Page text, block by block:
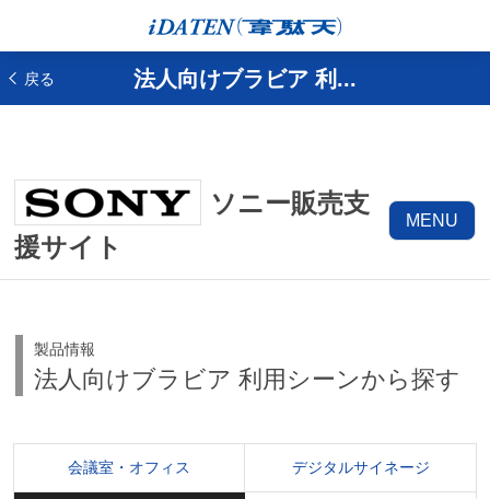
戻る 法人向けブラビア 利...
ソニー販売支
援サイト
MENU
製品情報
法人向けブラビア 利用シーンから探す
会議室・オフィス デジタルサイネージ